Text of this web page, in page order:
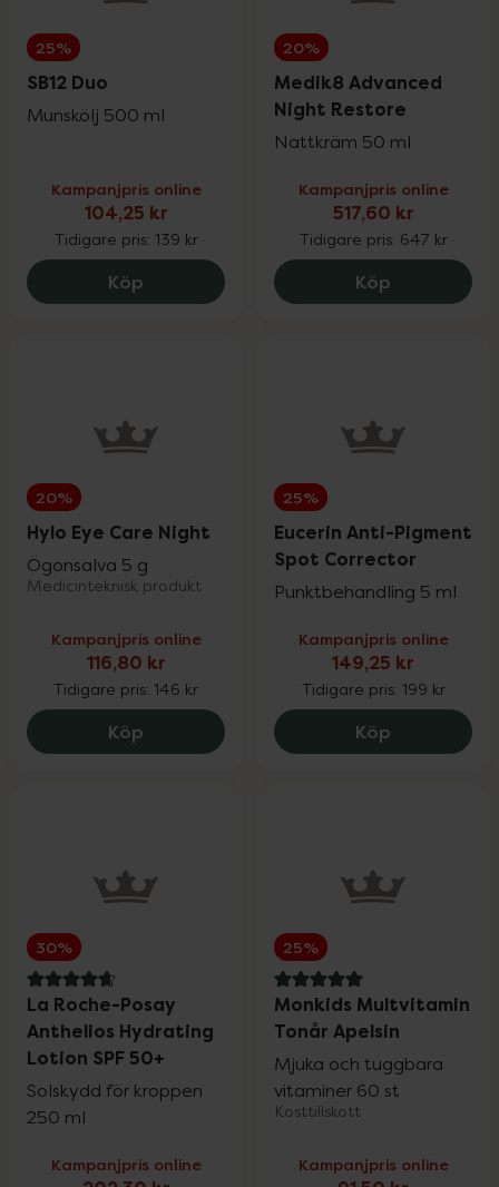
25%
SB12 Duo
Munskölj 500 ml
Kampanjpris online
104,25 kr
Tidigare pris: 139 kr
Köp SB12 Duo, 104.25 kr.
20%
Medik8 Advanced
Night Restore
Nattkräm 50 ml
Kampanjpris online
517,60 kr
Tidigare pris: 647 kr
Köp Medik8
20%
Hylo Eye Care Night
Ögonsalva 5 g
Medicinteknisk produkt
Kampanjpris online
116,80 kr
Tidigare pris: 146 kr
Köp Hylo Eye Care Night, 116.8 kr.
25%
Eucerin Anti-Pigment
Spot Corrector
Punktbehandling 5 ml
Kampanjpris online
149,25 kr
Tidigare pris: 199 kr
Köp Eucerin
30%
4.8 av 5 i omdöme
La Roche-Posay
Anthelios Hydrating
Lotion SPF 50+
Solskydd för kroppen
250 ml
Kampanjpris online
25%
5 av 5 i omdöme
Monkids Multvitamin
Tonår Apelsin
Mjuka och tuggbara
vitaminer 60 st
Kosttillskott
Kampanjpris online